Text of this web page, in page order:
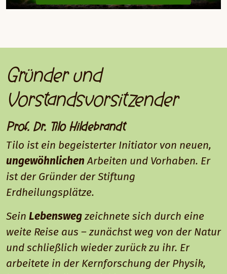
Gründer und
Vorstandsvorsitzender
Prof. Dr. Tilo Hildebrandt
Tilo ist ein begeisterter Initiator von neuen,
ungewöhnlichenArbeiten und Vorhaben. Er
ist der Gründer der Stiftung
Erdheilungsplätze.
Sein Lebensweg zeichnete sich durch eine
weite Reise aus – zunächst weg von der Natur
und schließlich wieder zurück zu ihr. Er
arbeitete in der Kernforschung der Physik,